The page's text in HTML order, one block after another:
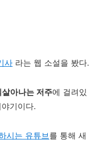
사 라는 웹 소설을 봤다.
아나는 저주에 걸려있
기이다.
시는 유튜브를 통해 새